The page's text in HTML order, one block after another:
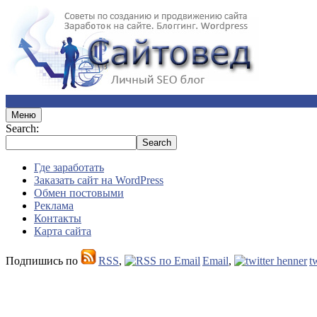
Меню
Search:
Где заработать
Заказать сайт на WordPress
Обмен постовыми
Реклама
Контакты
Карта сайта
Подпишись по RSS, Email,